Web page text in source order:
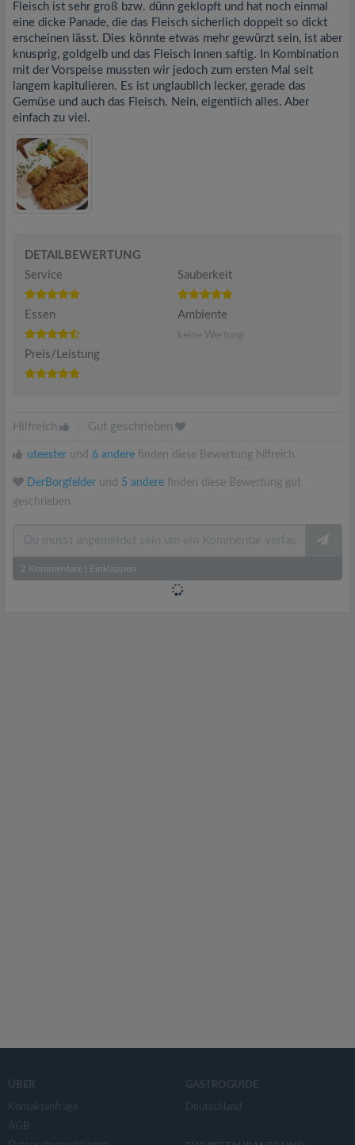
Fleisch ist sehr groß bzw. dünn geklopft und hat noch einmal
eine dicke Panade, die das Fleisch sicherlich doppelt so dickt
erscheinen lässt. Dies könnte etwas mehr gewürzt sein, ist aber
knusprig, goldgelb und das Fleisch innen saftig. In Kombination
mit der Vorspeise mussten wir jedoch zum ersten Mal seit
langem kapitulieren. Es ist unglaublich lecker, gerade das
Gemüse und auch das Fleisch. Nein, eigentlich alles. Aber
einfach zu viel.
DETAILBEWERTUNG
Service
Sauberkeit
Essen Ambiente
keine Wertung
Preis/Leistung
Hilfreich Gut geschrieben
uteester und 6 andere finden diese Bewertung hilfreich.
DerBorgfelder und 5 andere finden diese Bewertung gut
geschrieben.
2 Kommentare Einklappen
ÜBER
Kontaktanfrage
AGB
GASTROGUIDE
Deutschland